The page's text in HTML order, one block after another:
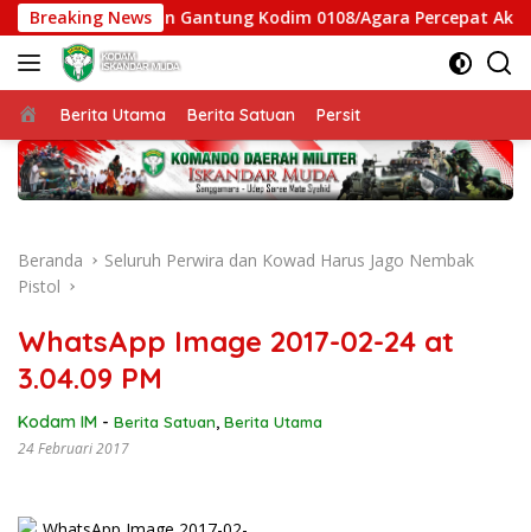
Langsung
ke
konten
Breaking News
Jembatan Gantung Kodim 0108/Agara Percepat Akses
Beranda
Berita Utama Berita Satuan Persit
Beranda
Seluruh Perwira dan Kowad Harus Jago Nembak
Pistol
WhatsApp Image 2017-02-24 at
3.04.09 PM
Kodam IM - Berita Satuan, Berita Utama
24 Februari 2017